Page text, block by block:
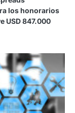
los honorarios
USD 847.000